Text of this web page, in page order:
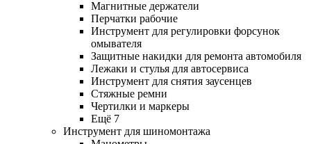
Магнитные держатели
Перчатки рабочие
Инструмент для регулировки форсунок
омывателя
Защитные накидки для ремонта автомобиля
Лежаки и стулья для автосервиса
Инструмент для снятия заусенцев
Стяжные ремни
Чертилки и маркеры
Ещё 7
Инструмент для шиномонтажа